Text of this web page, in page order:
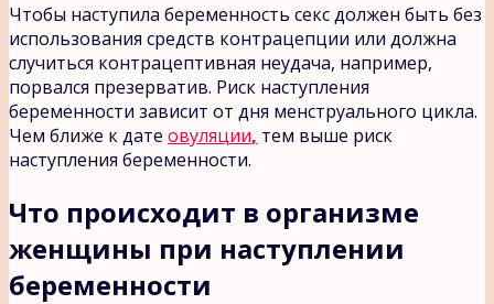
Чтобы наступила беременность секс должен быть без
использования средств контрацепции или должна
случиться контрацептивная неудача, например,
порвался презерватив. Риск наступления
беременности зависит от дня менструального цикла.
Чем ближе к дате овуляции, тем выше риск
наступления беременности.
Что происходит в организме
женщины при наступлении
беременности